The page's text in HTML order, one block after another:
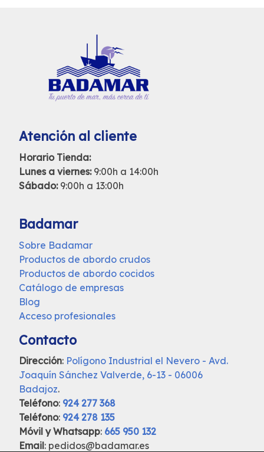
Atención al cliente
Horario Tienda:
Lunes a viernes:9:00h a 14:00h
Sábado: 9:00h a 13:00h
Badamar
Sobre Badamar
Productos de abordo crudos
Productos de abordo cocidos
Catálogo de empresas
Blog
Acceso profesionales
Contacto
Dirección: Polígono Industrial el Nevero - Avd.
Joaquín Sánchez Valverde, 6-13 - 06006
Badajoz.
Teléfono: 924 277 368
Teléfono: 924 278 135
Móvil y Whatsapp: 665 950 132
Email: pedidos@badamar.es